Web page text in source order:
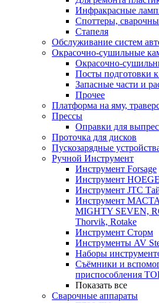
Инфракрасные
Споттеры,
Стапеля
Обслуживание систем
Окрасочно-сушильные
Окрасочно-
Посты подготовки к
Запасные части и
Прочее
Платформа на яму,
Прессы
Оправки для
Проточка для дисков
Пускозарядные
Ручной Инструмент
Инструмент Forsage
Инструмент
Инструмент JTC
Инструмент
MIGHTY SEVEN,
Thorvik, Rotake
Инструмент Сторм
Инструменты AV
Наборы
Съёмники и
приспособления
Показать все
Сварочные аппараты